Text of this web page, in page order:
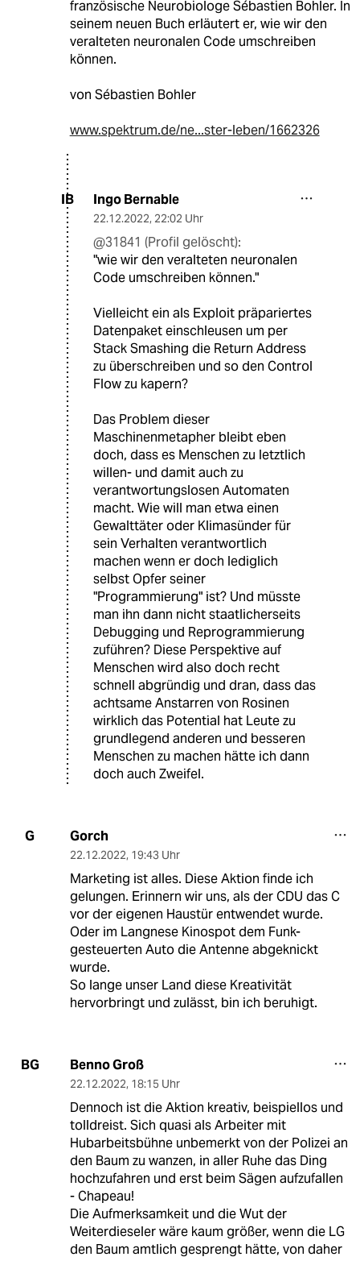
französische Neurobiologe Sébastien Bohler. In
seinem neuen Buch erläutert er, wie wir den
veralteten neuronalen Code umschreiben
können.
von Sébastien Bohler
www.spektrum.de/ne...ster-leben/1662326
IB Ingo Bernable
22.12.2022, 22:02 Uhr
@31841 (Profil gelöscht):
"wie wir den veralteten neuronalen
Code umschreiben können."
Vielleicht ein als Exploit präpariertes
Datenpaket einschleusen um per
Stack Smashing die Return Address
zu überschreiben und so den Control
Flow zu kapern?
Das Problem dieser
Maschinenmetapher bleibt eben
doch, dass es Menschen zu letztlich
willen- und damit auch zu
verantwortungslosen Automaten
macht. Wie will man etwa einen
Gewalttäter oder Klimasünder für
sein Verhalten verantwortlich
machen wenn er doch lediglich
selbst Opfer seiner
"Programmierung" ist? Und müsste
man ihn dann nicht staatlicherseits
Debugging und Reprogrammierung
zuführen? Diese Perspektive auf
Menschen wird also doch recht
schnell abgründig und dran, dass das
achtsame Anstarren von Rosinen
wirklich das Potential hat Leute zu
grundlegend anderen und besseren
Menschen zu machen hätte ich dann
doch auch Zweifel.
G Gorch
22.12.2022, 19:43 Uhr
Marketing ist alles. Diese Aktion finde ich
gelungen. Erinnern wir uns, als der CDU das C
vor der eigenen Haustür entwendet wurde.
Oder im Langnese Kinospot dem Funk-
gesteuerten Auto die Antenne abgeknickt
wurde.
So lange unser Land diese Kreativität
hervorbringt und zulässt, bin ich beruhigt.
BG Benno Groß
22.12.2022, 18:15 Uhr
Dennoch ist die Aktion kreativ, beispiellos und
tolldreist. Sich quasi als Arbeiter mit
Hubarbeitsbühne unbemerkt von der Polizei an
den Baum zu wanzen, in aller Ruhe das Ding
hochzufahren und erst beim Sägen aufzufallen
- Chapeau!
Die Aufmerksamkeit und die Wut der
Weiterdieseler wäre kaum größer, wenn die LG
den Baum amtlich gesprengt hätte, von daher